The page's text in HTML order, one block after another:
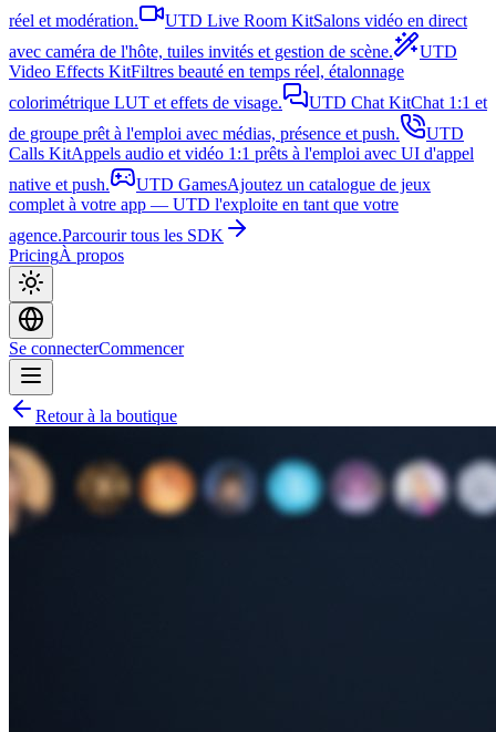
réel et modération.
UTD Live Room KitSalons vidéo en direct
avec caméra de l'hôte, tuiles invités et gestion de scène.
UTD
Video Effects KitFiltres beauté en temps réel, étalonnage
colorimétrique LUT et effets de visage.
UTD Chat KitChat 1:1 et
de groupe prêt à l'emploi avec médias, présence et push.
UTD
Calls KitAppels audio et vidéo 1:1 prêts à l'emploi avec UI d'appel
native et push.
UTD GamesAjoutez un catalogue de jeux
complet à votre app — UTD l'exploite en tant que votre
agence.Parcourir tous les SDK
PricingÀ propos
Se connecterCommencer
Retour à la boutique